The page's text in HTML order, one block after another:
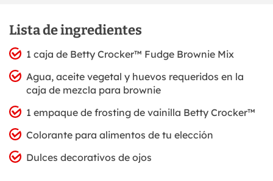
Lista de ingredientes
1 caja de Betty Crocker™ Fudge Brownie Mix
Agua, aceite vegetal y huevos requeridos en la
caja de mezcla para brownie
1 empaque de frosting de vainilla Betty Crocker™
Colorante para alimentos de tu elección
Dulces decorativos de ojos